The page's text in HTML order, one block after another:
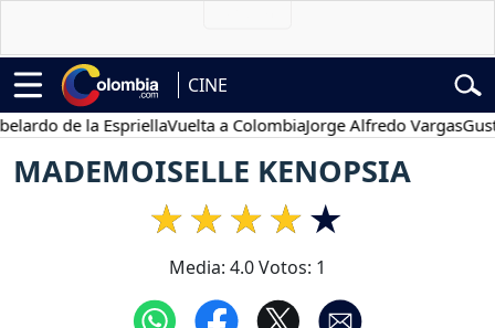
CINE
de la EspriellaVuelta a ColombiaJorge Alfredo VargasGustavo
MADEMOISELLE KENOPSIA
Media: 4.0Votos: 1